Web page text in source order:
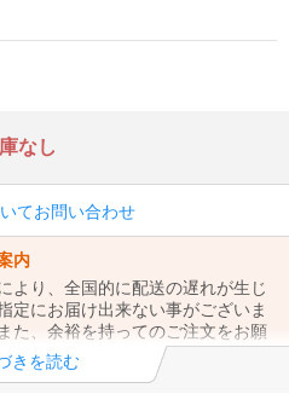
なし
てお問い合わせ
内
より、全国的に配送の遅れが生じ
定にお届け出来ない事がございま
た、余裕を持ってのご注文をお願
きを読む